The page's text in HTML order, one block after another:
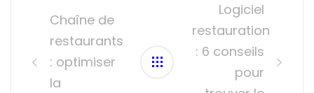
Chaîne de
restaurants
: optimiser
la
Logiciel
restauration
: 6 conseils
pour